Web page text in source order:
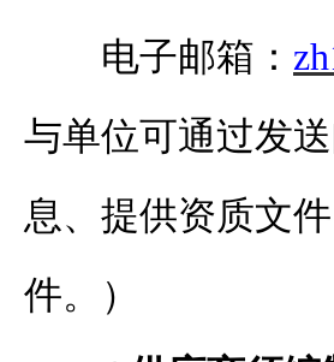
电子邮箱：
与单位可通过发
息、提供资质文
件。
）